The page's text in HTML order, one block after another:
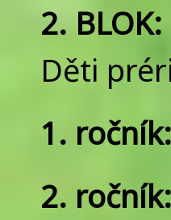
2.
Děti
1. ročník:
2. ročník: